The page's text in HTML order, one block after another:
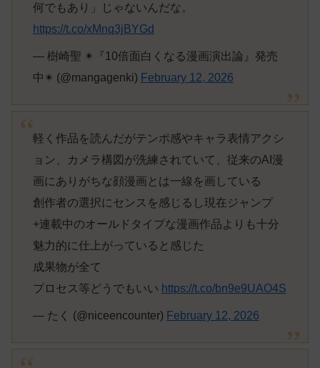
何でもあり」じゃないんだな。
https://t.co/xMnq3jBYGd
— 樹崎聖 ✴︎『10倍面白くなる漫画演出論』発売
中✴︎ (@mangagenki) February 12, 2026
軽く作品を読んだがテンポ感やキャラ表情アクシ
ョン、カメラ構図が洗練されていて、従来のAI漫
画にありがちな顔漫画とは一線を画している
創作者の選択にセンスを感じるし現在ジャンプ
+連載中のオールドタイプな漫画作品よりも十分
魅力的に仕上がっていると感じた
成果物が全て
プロセス等どうでもいい https://t.co/bn9e9UAO4S
— たく (@niceencounter) February 12, 2026